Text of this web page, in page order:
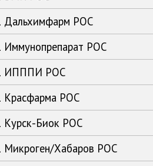
Дальхимфарм РОС
РОС
ИПППИ РОС
Красфарма РОС
Курск-Биок РОС
Микроген/Хабаров РОС